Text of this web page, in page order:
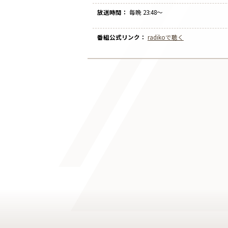
放送時間： 毎晩 23:48〜
番組公式リンク： radikoで聴く